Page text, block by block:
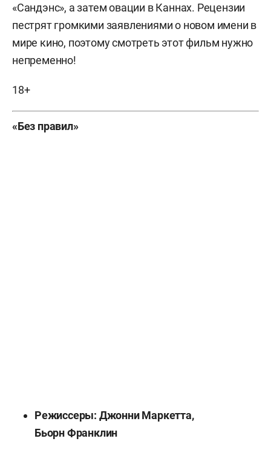
«Сандэнс», а затем овации в Каннах. Рецензии
пестрят громкими заявлениями о новом имени в
мире кино, поэтому смотреть этот фильм нужно
непременно!
18+
«Без правил»
Режиссеры: Джонни Маркетта,
Бьорн Франклин